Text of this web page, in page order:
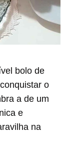
bolo de
o
a de um
e
na